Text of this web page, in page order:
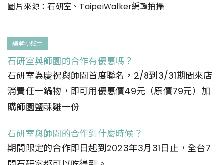
圖片來源：石研室、TaipeiWalker編輯拍攝
編輯小貼士
石研室與師園的合作有優惠嗎？
石研室為慶祝與師園首度聯名，2/8到3/31期間來店
消費任一鍋物，即可用優惠價49元（原價79元）加
購師園鹽酥雞一份
石研室與師園的合作到什麼時候？
期間限定的合作即日起到2023年3月31日止，全台7